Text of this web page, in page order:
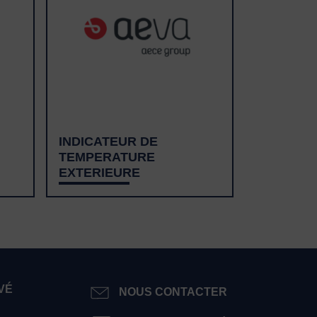
INDICATEUR DE
TEMPERATURE
EXTERIEURE
NOUS CONTACTER